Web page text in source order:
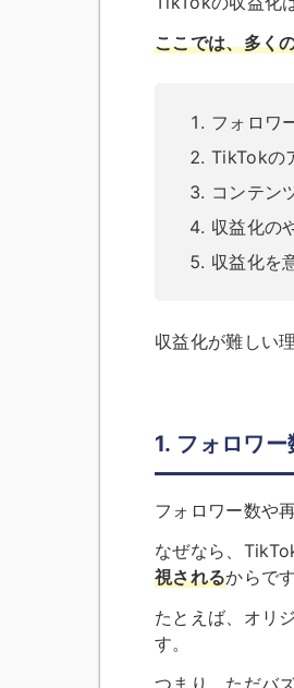
ここでは、多く
フォロワ
TikTokの
コンテン
収益化の
収益化を
収益化が難しい
1. フォロワ
フォロワー数や
なぜなら、
視されるからです
たとえば、オリ
す。